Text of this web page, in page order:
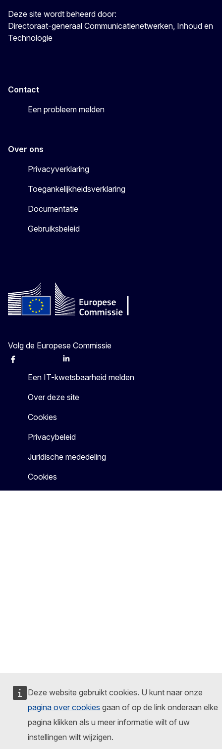
Deze website gebruikt cookies. U kunt naar onze
pagina over cookies gaan of op de link onderaan elke
pagina klikken als u meer informatie wilt of uw
instellingen wilt wijzigen.
Deze site wordt beheerd door:
Directoraat-generaal Communicatienetwerken, Inhoud en
Technologie
Contact
Een probleem melden
Over ons
Privacyverklaring
Toegankelijkheidsverklaring
Documentatie
Gebruiksbeleid
Volg de Europese Commissie
Facebook Linkedin
Een IT-kwetsbaarheid melden
Over deze site
Cookies
Privacybeleid
Juridische mededeling
Cookies